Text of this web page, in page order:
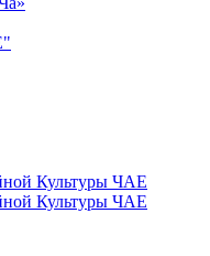
Культуры ЧАЕ
Культуры ЧАЕ